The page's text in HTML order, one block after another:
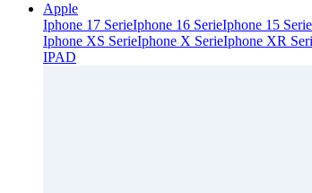
Apple
Iphone 17 SerieIphone 16 SerieIphone 15 Serie
Iphone XS SerieIphone X SerieIphone XR
IPAD